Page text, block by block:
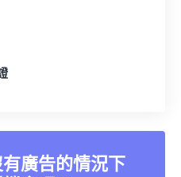
廣告的情況下